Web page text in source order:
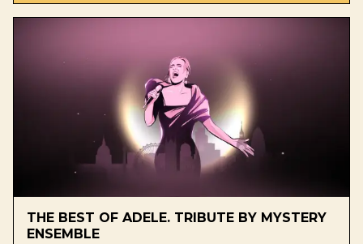
THE BEST OF ADELE. TRIBUTE BY MYSTERY
ENSEMBLE